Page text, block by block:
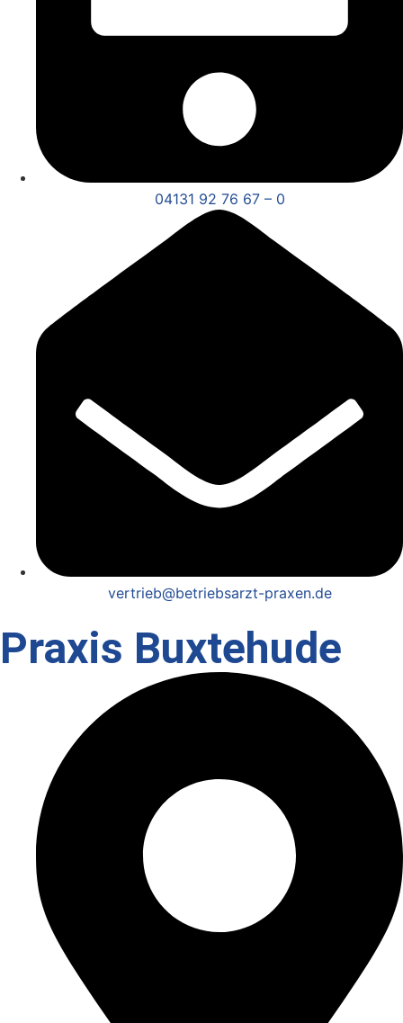
04131 92 76 67 – 0
vertrieb@betriebsarzt-praxen.de
Praxis Buxtehude